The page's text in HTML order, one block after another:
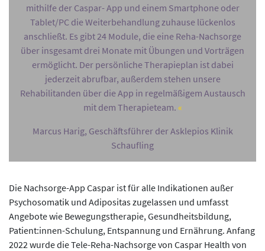
mithilfe der Caspar- App und einem Smartphone oder
Tablet/PC die Weiterbehandlung zuhause lückenlos
anschließt. Es gibt 24 Module, die eine Reha-Nachsorge
über insgesamt drei Monate mit Übungen und Vorträgen
ermöglicht. Der persönliche Therapieplan ist dabei
jederzeit abrufbar, außerdem stehen unsere
Rehabilitanden über die App in regelmäßigem Austausch
mit dem Therapieteam.
Marcus Harig, Geschäftsführer der Asklepios Klinik
Schaufling
Die Nachsorge-App Caspar ist für alle Indikationen außer
Psychosomatik und Adipositas zugelassen und umfasst
Angebote wie Bewegungstherapie, Gesundheitsbildung,
Patient:innen-Schulung, Entspannung und Ernährung. Anfang
2022 wurde die Tele-Reha-Nachsorge von Caspar Health von